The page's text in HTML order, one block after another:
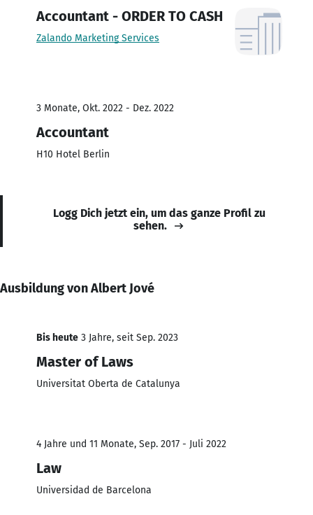
Accountant - ORDER TO CASH
Zalando Marketing Services
3 Monate, Okt. 2022 - Dez. 2022
Accountant
H10 Hotel Berlin
Logg Dich jetzt ein, um das ganze Profil zu
sehen.
Ausbildung von Albert Jové
Bis heute 3 Jahre, seit Sep. 2023
Master of Laws
Universitat Oberta de Catalunya
4 Jahre und 11 Monate, Sep. 2017 - Juli 2022
Law
Universidad de Barcelona